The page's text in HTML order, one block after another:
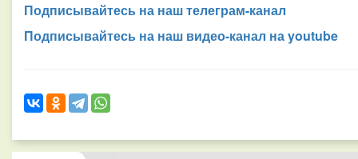
Подписывайтесь на наш телеграм-канал
Подписывайтесь на наш видео-канал на youtube